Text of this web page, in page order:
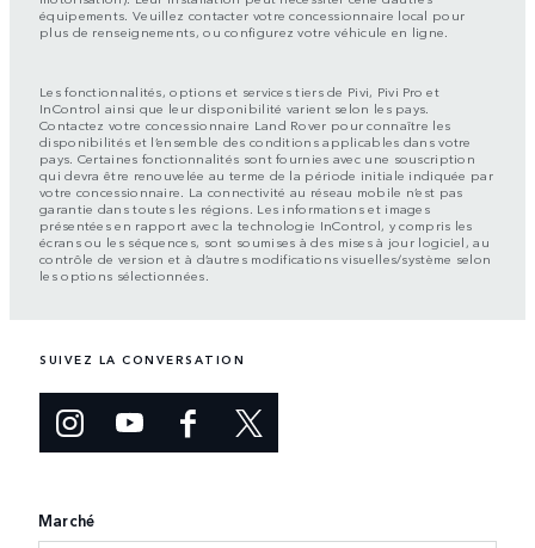
équipements. Veuillez contacter votre concessionnaire local pour
plus de renseignements, ou configurez votre véhicule en ligne.
Les fonctionnalités, options et services tiers de Pivi, Pivi Pro et
InControl ainsi que leur disponibilité varient selon les pays.
Contactez votre concessionnaire Land Rover pour connaître les
disponibilités et l’ensemble des conditions applicables dans votre
pays. Certaines fonctionnalités sont fournies avec une souscription
qui devra être renouvelée au terme de la période initiale indiquée par
votre concessionnaire. La connectivité au réseau mobile n’est pas
garantie dans toutes les régions. Les informations et images
présentées en rapport avec la technologie InControl, y compris les
écrans ou les séquences, sont soumises à des mises à jour logiciel, au
contrôle de version et à d’autres modifications visuelles/système selon
les options sélectionnées.
SUIVEZ LA CONVERSATION
Marché